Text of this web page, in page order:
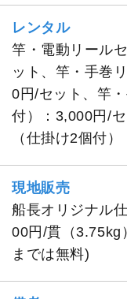
レンタル
竿・電動リール
ット、竿・手巻
0円/セット、竿
付）：3,000円/
（仕掛け2個付
現地販売
船長オリジナル
00円/貫（3.75kg
までは無料)